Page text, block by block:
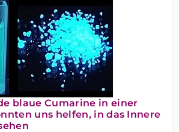
blaue Cumarine in einer
uns helfen, in das Innere